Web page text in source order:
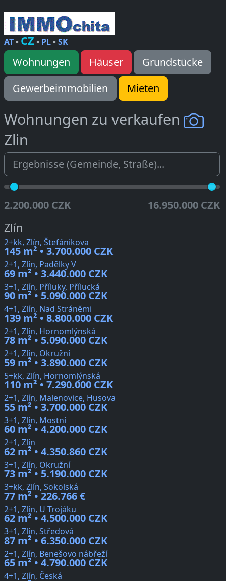
AT• CZ • PL•SK
Wohnungen Häuser
Grundstücke
Gewerbeimmobilien
Mieten
Wohnungen zu verkaufen
Zlin
2.200.000 CZK 16.950.000 CZK
Zlín
2+kk, Zlín, Štefánikova
145 m² • 3.700.000 CZK
2+1, Zlín, Padělky V
69 m² • 3.440.000 CZK
3+1, Zlín, Příluky, Přílucká
90 m² • 5.090.000 CZK
4+1, Zlín, Nad Stráněmi
139 m² • 8.800.000 CZK
2+1, Zlín, Hornomlýnská
78 m² • 5.090.000 CZK
2+1, Zlín, Okružní
59 m² • 3.890.000 CZK
5+kk, Zlín, Hornomlýnská
110 m² • 7.290.000 CZK
2+1, Zlín, Malenovice, Husova
55 m² • 3.700.000 CZK
3+1, Zlín, Mostní
60 m² • 4.200.000 CZK
2+1, Zlín
62 m² • 4.350.860 CZK
3+1, Zlín, Okružní
73 m² • 5.190.000 CZK
3+kk, Zlín, Sokolská
77 m² • 226.766 €
2+1, Zlín, U Trojáku
62 m² • 4.500.000 CZK
3+1, Zlín, Středová
87 m² • 6.350.000 CZK
2+1, Zlín, Benešovo nábřeží
65 m² • 4.790.000 CZK
4+1, Zlín, Česká